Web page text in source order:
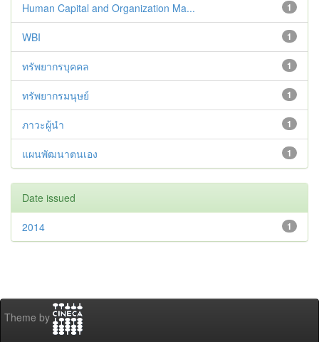
1
Human Capital and Organization Ma...
1
WBI
1
ทรัพยากรบุคคล
1
ทรัพยากรมนุษย์
1
ภาวะผู้นำ
1
แผนพัฒนาตนเอง
Date issued
1
2014
Theme by